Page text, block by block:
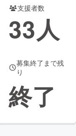
支援者数
33人
募集終了まで残
り
終了